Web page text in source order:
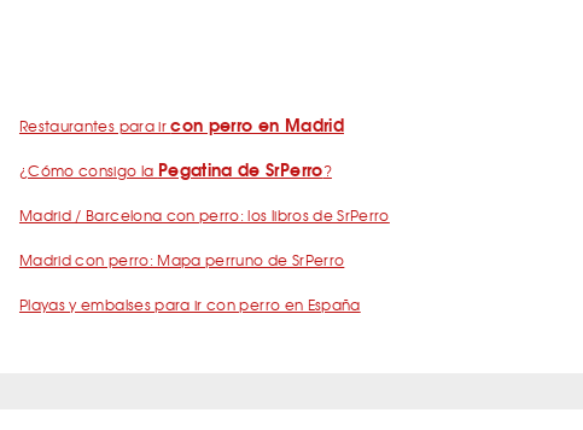
Restaurantes para ircon perro en Madrid
¿Cómo consigo la Pegatina de SrPerro?
Madrid / Barcelona con perro: los libros de SrPerro
Madrid con perro: Mapa perruno de SrPerro
Playas y embalses para ir con perro en España